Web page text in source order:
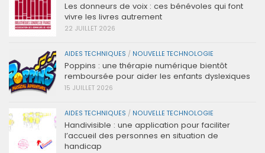
Les donneurs de voix : ces bénévoles qui font
vivre les livres autrement
22 JUILLET 2026
AIDES TECHNIQUES / NOUVELLE TECHNOLOGIE
Poppins : une thérapie numérique bientôt
remboursée pour aider les enfants dyslexiques
15 JUILLET 2026
AIDES TECHNIQUES / NOUVELLE TECHNOLOGIE
Handivisible : une application pour faciliter
l’accueil des personnes en situation de
handicap